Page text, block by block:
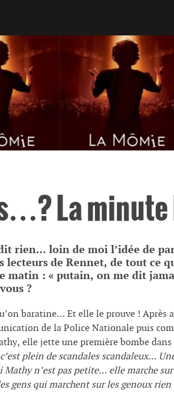
La
rien… loin de moi l’idée de
de Rennet, de tout ce
matin : « putain, on me dit
?
baratine… Et elle le prouve ! Après
de la Police Nationale puis
elle jette une première bombe dans
plein de scandales scandaleux…
n’est pas petite… elle marche
gens qui marchent sur les genoux